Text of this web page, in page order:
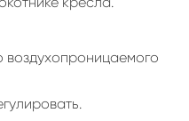
воздухопроницаемого